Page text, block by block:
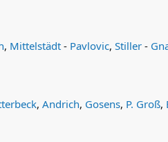
, Mittelstädt - Pavlovic, Stiller -
, Andrich, Gosens, P. Groß,